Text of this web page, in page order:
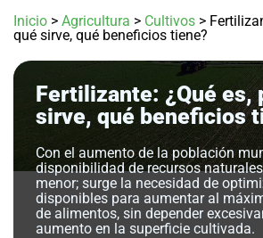
más
Agrotendencia
Nuestros
Planes
Glosario
Agroshow
Regístrate
suscríbete
Contáctenos
Inicio > Agricultura > Cultivos >
qué sirve, qué beneficios tiene?
Fertilizante: ¿Qué es,
sirve, qué beneficios
Con el aumento de la población
disponibilidad de recursos
menor; surge la necesidad de
disponibles para aumentar al
de alimentos, sin depender
aumento en la superficie cultivada.